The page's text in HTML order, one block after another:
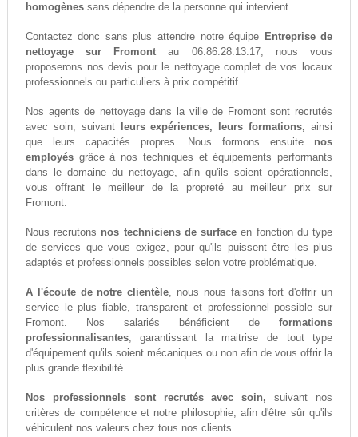
homogènessans dépendre de la personne qui intervient.
Contactez donc sans plus attendre notre équipe Entreprise de
nettoyage sur Fromont au 06.86.28.13.17, nous vous
proposerons nos devis pour le nettoyage complet de vos locaux
professionnels ou particuliers à prix compétitif.
Nos agents de nettoyage dans la ville de Fromont sont recrutés
avec soin, suivant
leurs expériences, leurs formations, ainsi
que leurs capacités propres. Nous formons ensuite nos
employésgrâce à nos techniques et équipements performants
dans le domaine du nettoyage, afin qu'ils soient opérationnels,
vous offrant le meilleur de la propreté au meilleur prix sur
Fromont.
Nous recrutons nos techniciens de surface en fonction du type
de services que vous exigez, pour qu'ils puissent être les plus
adaptés et professionnels possibles selon votre problématique.
A l'écoute de notre clientèle, nous nous faisons fort d'offrir un
service le plus fiable, transparent et professionnel possible sur
Fromont. Nos salariés bénéficient deformations
professionnalisantes, garantissant la maitrise de tout type
d'équipement qu'ils soient mécaniques ou non afin de vous offrir la
plus grande flexibilité.
Nos professionnels sont recrutés avec soin, suivant nos
critères de compétence et notre philosophie, afin d'être sûr qu'ils
véhiculent nos valeurs chez tous nos clients.